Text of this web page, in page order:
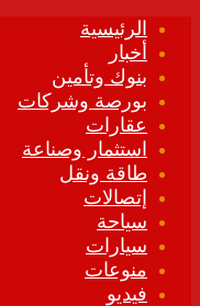
الرئيسية
أخبار
بنوك وتأمين
بورصة وشركات
عقارات
استثمار وصناعة
طاقة ونقل
إتصالات
سياحة
سيارات
منوعات
فيديو